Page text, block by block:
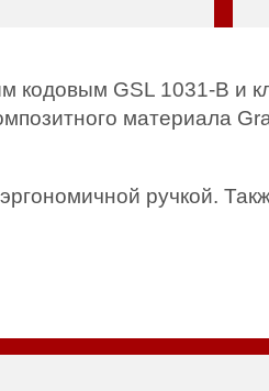
кодовым GSL 1031-B и
материала
ручкой.